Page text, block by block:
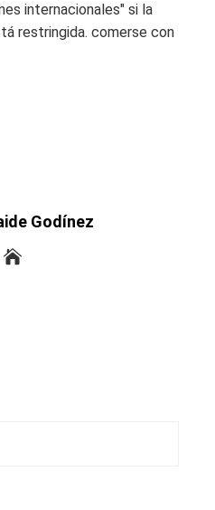
internacionales" si la
restringida. comerse con
Godínez